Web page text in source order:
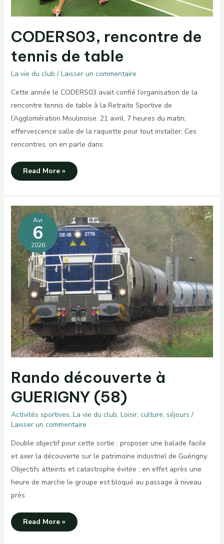
CODERS03, rencontre de
tennis de table
La vie du club / Laisser un commentaire
Cette année le CODERS03 avait confié l’organisation de la
rencontre tennis de table à la Retraite Sportive de
l’Agglomération Moulinoise. 21 avril, 7 heures du matin,
effervescence salle de la raquette pour tout installer. Ces
rencontres, on en parle dans
CODERS03,
de
table
Read More »
Avr
6
2026
Rando découverte à
GUERIGNY (58)
Activités sportives, La vie du club, Loisir, culture, séjours /
Laisser un commentaire
Double objectif pour cette sortie : proposer une balade facile
et axer la découverte sur le patrimoine industriel de Guérigny.
Objectifs atteints et catastrophe évitée ; en effet après une
heure de marche le groupe est bloqué au passage à niveau
près
Rando
Read More »